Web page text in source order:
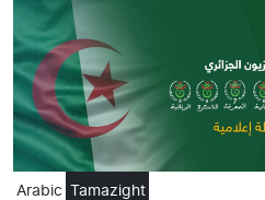
Skip to main content
Arabic Tamazight